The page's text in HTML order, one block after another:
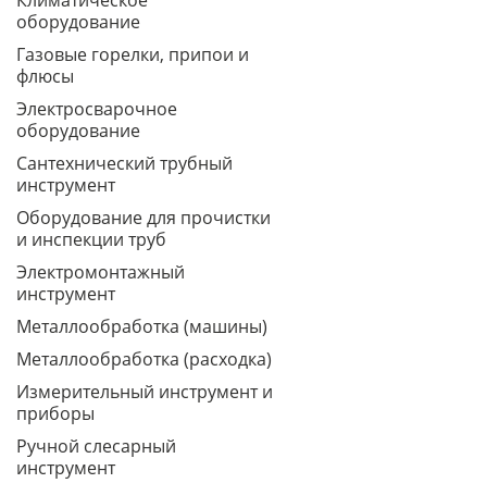
оборудование
Газовые горелки, припои и
флюсы
Электросварочное
оборудование
Сантехнический трубный
инструмент
Оборудование для прочистки
и инспекции труб
Электромонтажный
инструмент
Металлообработка (машины)
Металлообработка (расходка)
Измерительный инструмент и
приборы
Ручной слесарный
инструмент